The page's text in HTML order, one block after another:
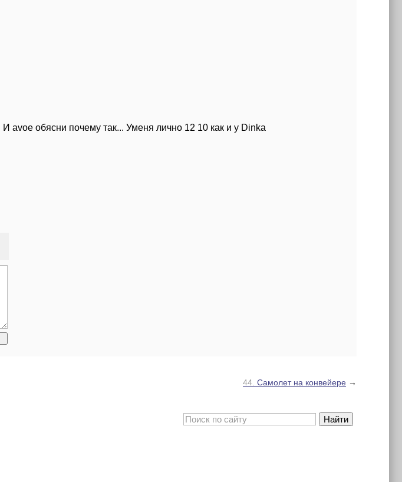
avoe обясни почему так... Уменя лично 12 10 как и у Dinka
44. Самолет на конвейере →